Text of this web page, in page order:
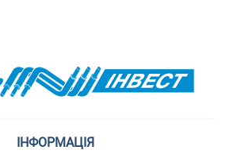
ІНФОРМАЦІЯ